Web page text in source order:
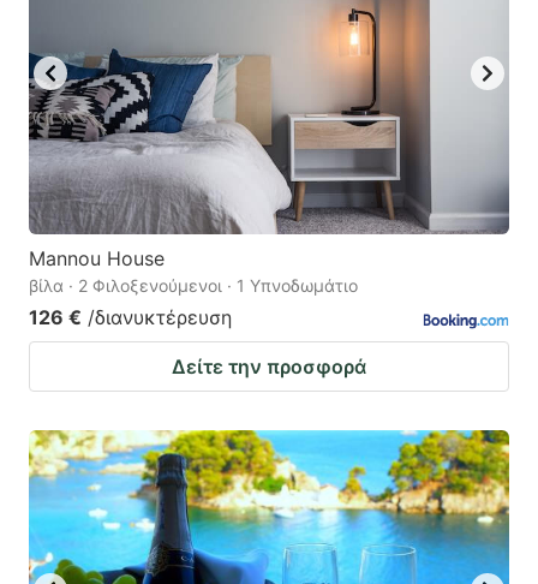
Mannou House
βίλα · 2 Φιλοξενούμενοι · 1 Υπνοδωμάτιο
126 € /διανυκτέρευση
Δείτε την προσφορά